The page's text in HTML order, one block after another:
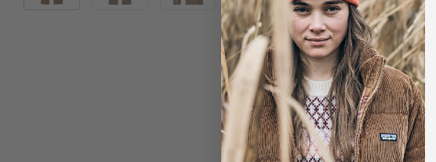
Bild 2 in Galerieansicht laden
Bild 3 in Galerieansicht laden
Bild 4 in Galerieansicht laden